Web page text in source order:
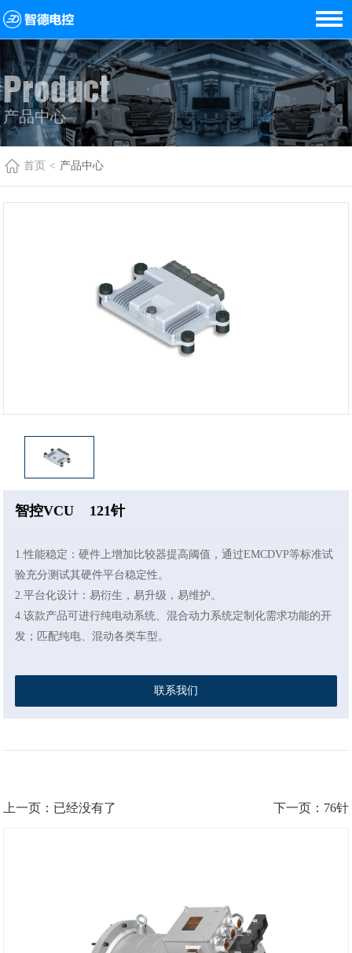
Product
产品中心
首页 < 产品中心
智控VCU 121针
1.性能稳定：硬件上增加比较器提高阈值，通过EMCDVP等标准试
验充分测试其硬件平台稳定性。
2.平台化设计：易衍生，易升级，易维护。
4.该款产品可进行纯电动系统、混合动力系统定制化需求功能的开
发；匹配纯电、混动各类车型。
联系我们
上一页：已经没有了 下一页：76针